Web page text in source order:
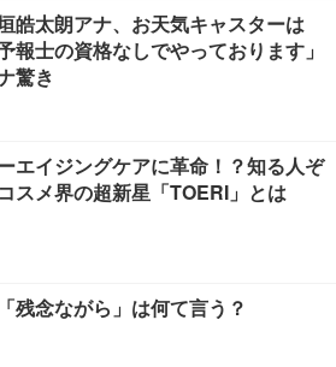
皓太朗アナ、お天気キャスターは
報士の資格なしでやっております」
驚き
エイジングケアに革命！？知る人ぞ
スメ界の超新星「TOERI」とは
残念ながら」は何て言う？